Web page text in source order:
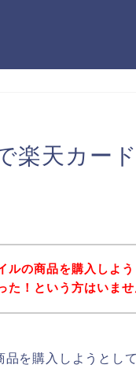
楽天カー
ルの商品を購入しよ
た！という方はいませ
品を購入しようとし